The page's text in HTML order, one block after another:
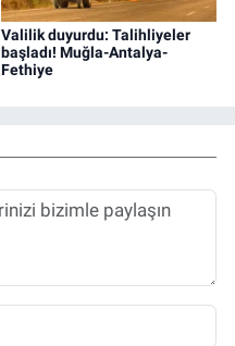
Valilik duyurdu: Talihliyeler
başladı! Muğla-Antalya-
Fethiye